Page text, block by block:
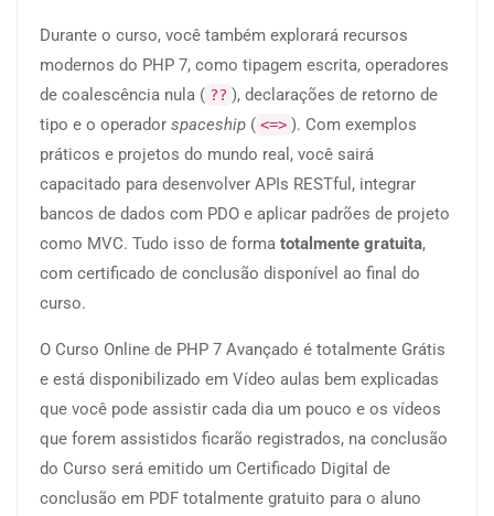
Durante o curso, você também explorará recursos
modernos do PHP 7, como tipagem escrita, operadores
de coalescência nula ( ?? ), declarações de retorno de
tipo e o operador spaceship ( <=> ). Com exemplos
práticos e projetos do mundo real, você sairá
capacitado para desenvolver APIs RESTful, integrar
bancos de dados com PDO e aplicar padrões de projeto
como MVC. Tudo isso de forma totalmente gratuita,
com certificado de conclusão disponível ao final do
curso.
O Curso Online de PHP 7 Avançado é totalmente Grátis
e está disponibilizado em Vídeo aulas bem explicadas
que você pode assistir cada dia um pouco e os vídeos
que forem assistidos ficarão registrados, na conclusão
do Curso será emitido um Certificado Digital de
conclusão em PDF totalmente gratuito para o aluno